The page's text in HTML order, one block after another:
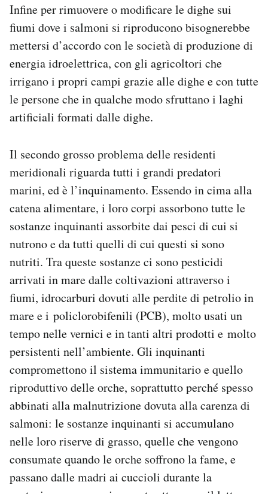
Infine per rimuovere o modificare le dighe sui
fiumi dove i salmoni si riproducono bisognerebbe
mettersi d’accordo con le società di produzione di
energia idroelettrica, con gli agricoltori che
irrigano i propri campi grazie alle dighe e con tutte
le persone che in qualche modo sfruttano i laghi
artificiali formati dalle dighe.
Il secondo grosso problema delle residenti
meridionali riguarda tutti i grandi predatori
marini, ed è l’inquinamento. Essendo in cima alla
catena alimentare, i loro corpi assorbono tutte le
sostanze inquinanti assorbite dai pesci di cui si
nutrono e da tutti quelli di cui questi si sono
nutriti. Tra queste sostanze ci sono pesticidi
arrivati in mare dalle coltivazioni attraverso i
fiumi, idrocarburi dovuti alle perdite di petrolio in
mare e i policlorobifenili (PCB), molto usati un
tempo nelle vernici e in tanti altri prodotti e molto
persistenti nell’ambiente. Gli inquinanti
compromettono il sistema immunitario e quello
riproduttivo delle orche, soprattutto perché spesso
abbinati alla malnutrizione dovuta alla carenza di
salmoni: le sostanze inquinanti si accumulano
nelle loro riserve di grasso, quelle che vengono
consumate quando le orche soffrono la fame, e
passano dalle madri ai cuccioli durante la